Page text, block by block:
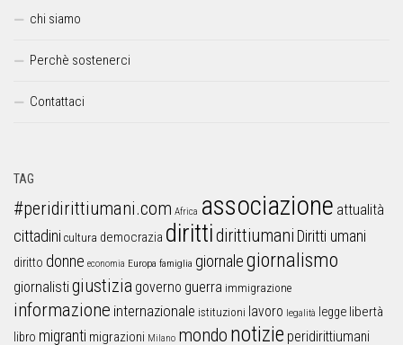
chi siamo
Perchè sostenerci
Contattaci
TAG
#peridirittiumani.com Africa associazione attualità
cittadini cultura democrazia dirittidirittiumani Diritti umani
diritto donne economia Europa famiglia giornalegiornalismo
giornalistigiustizia governo guerra immigrazione
informazione internazionale istituzioni lavoro legalità legge libertà
libro migranti migrazioni Milano mondo notizie peridirittiumani